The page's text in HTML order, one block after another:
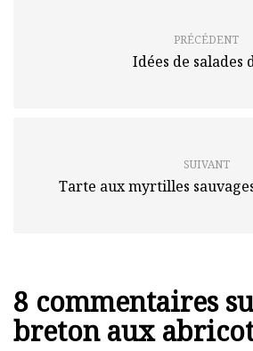
PRÉCÉDENT
Idées de salades
SUIVANT
Tarte aux myrtilles
8 commentaires
breton aux